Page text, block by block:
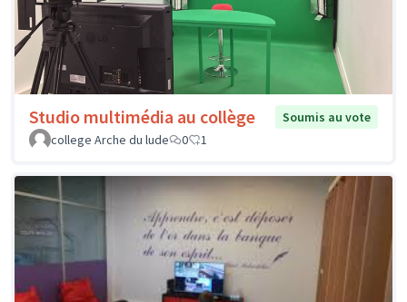
Studio multimédia au collège
Soumis au vote
college Arche du lude
0 1